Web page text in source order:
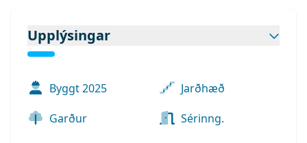
Upplýsingar
Byggt2025
Jarðhæð
Garður
Sérinng.